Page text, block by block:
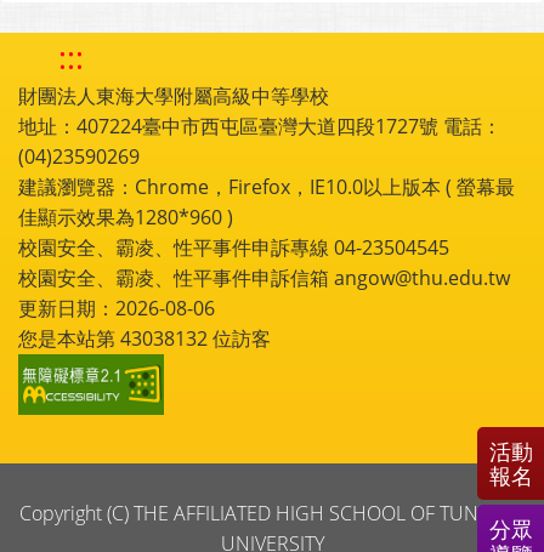
:::
財團法人東海大學附屬高級中等學校
地址：407224臺中市西屯區臺灣大道四段1727號 電話：
(04)23590269
建議瀏覽器：Chrome，Firefox，IE10.0以上版本 ( 螢幕最
佳顯示效果為1280*960 )
校園安全、霸凌、性平事件申訴專線 04-23504545
校園安全、霸凌、性平事件申訴信箱 angow@thu.edu.tw
更新日期：2026-08-06
您是本站第43038132位訪客
Copyright (C) THE AFFILIATED HIGH SCHOOL OF TUNGHAI
UNIVERSITY
活動
報名
分眾